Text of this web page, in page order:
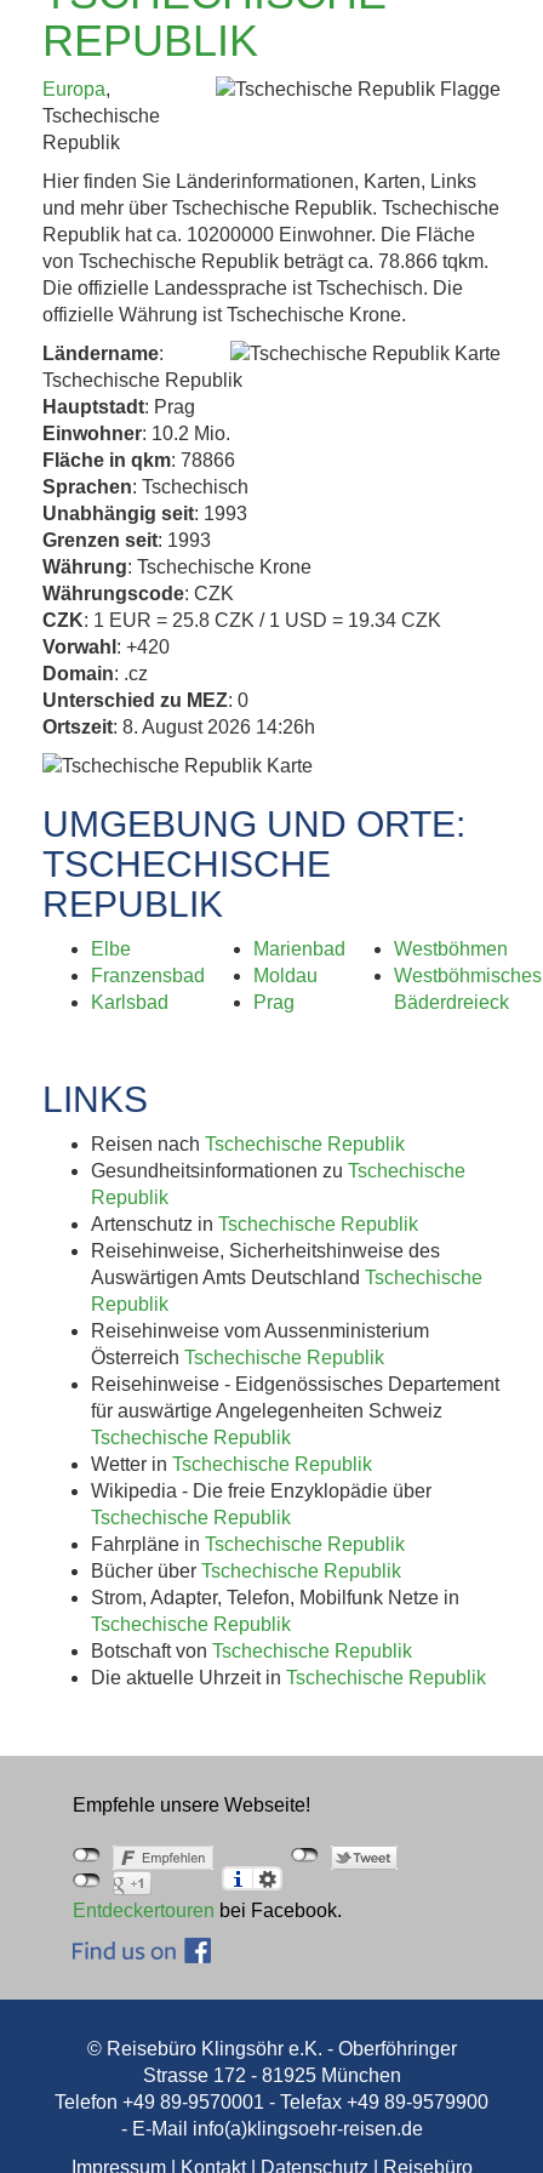
KAFFEEHAUSKULTUR,
K.U.K.-ERBE UND
TRÜFFEL 4. BIS 8....
Jetzt entdecken!
REPUBLIK
Europa,
Tschechische
Republik
Hier finden Sie Länderinformationen, Karten, Links
und mehr über Tschechische Republik. Tschechische
Republik hat ca. 10200000 Einwohner. Die Fläche
von Tschechische Republik beträgt ca. 78.866 tqkm.
Die offizielle Landessprache ist Tschechisch. Die
offizielle Währung ist Tschechische Krone.
Ländername:
Tschechische Republik
Hauptstadt: Prag
Einwohner: 10.2 Mio.
Fläche in qkm: 78866
Sprachen: Tschechisch
Unabhängig seit: 1993
Grenzen seit: 1993
Währung: Tschechische Krone
Währungscode: CZK
CZK: 1 EUR = 25.8 CZK / 1 USD = 19.34 CZK
Vorwahl : +420
Domain: .cz
Unterschied zu MEZ: 0
Ortszeit: 8. August 2026 14:26h
UMGEBUNG UND ORTE:
TSCHECHISCHE
REPUBLIK
Elbe
Franzensbad
Karlsbad
Marienbad
Moldau
Prag
Westböhmen
Westböhmisches
Bäderdreieck
LINKS
Reisen nach Tschechische Republik
Gesundheitsinformationen zu Tschechische
Republik
Artenschutz in Tschechische Republik
Reisehinweise, Sicherheitshinweise des
Auswärtigen Amts Deutschland Tschechische
Republik
Reisehinweise vom Aussenministerium
Österreich Tschechische Republik
Reisehinweise - Eidgenössisches Departement
für auswärtige Angelegenheiten Schweiz
Tschechische Republik
Wetter in Tschechische Republik
Wikipedia - Die freie Enzyklopädie über
Tschechische Republik
Fahrpläne in Tschechische Republik
Bücher über Tschechische Republik
Strom, Adapter, Telefon, Mobilfunk Netze in
Tschechische Republik
Botschaft von Tschechische Republik
Die aktuelle Uhrzeit in Tschechische Republik
Empfehle unsere Webseite!
Entdeckertouren bei Facebook.
© Reisebüro Klingsöhr e.K. - Oberföhringer
Strasse 172 - 81925 München
Telefon +49 89-9570001 - Telefax +49 89-9579900
- E-Mail info(a)klingsoehr-reisen.de
Impressum| Kontakt| Datenschutz Reisebüro